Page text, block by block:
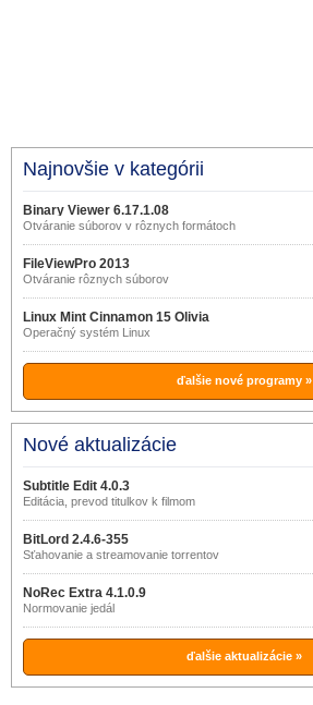
Najnovšie v kategórii
Binary Viewer 6.17.1.08
Otváranie súborov v rôznych formátoch
FileViewPro 2013
Otváranie rôznych súborov
Linux Mint Cinnamon 15 Olivia
Operačný systém Linux
ďalšie nové programy »
Nové aktualizácie
Subtitle Edit 4.0.3
Editácia, prevod titulkov k filmom
BitLord 2.4.6-355
Sťahovanie a streamovanie torrentov
NoRec Extra 4.1.0.9
Normovanie jedál
ďalšie aktualizácie »